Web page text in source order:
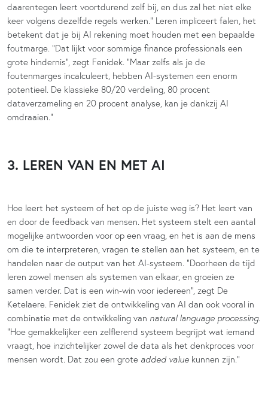
daarentegen leert voortdurend zelf bij, en dus zal het niet elke
keer volgens dezelfde regels werken.” Leren impliceert falen, het
betekent dat je bij AI rekening moet houden met een bepaalde
foutmarge. “Dat lijkt voor sommige finance professionals een
grote hindernis”, zegt Fenidek. “Maar zelfs als je de
foutenmarges incalculeert, hebben AI-systemen een enorm
potentieel. De klassieke 80/20 verdeling, 80 procent
dataverzameling en 20 procent analyse, kan je dankzij AI
omdraaien.”
3. LEREN VAN EN MET AI
Hoe leert het systeem of het op de juiste weg is? Het leert van
en door de feedback van mensen. Het systeem stelt een aantal
mogelijke antwoorden voor op een vraag, en het is aan de mens
om die te interpreteren, vragen te stellen aan het systeem, en te
handelen naar de output van het AI-systeem. “Doorheen de tijd
leren zowel mensen als systemen van elkaar, en groeien ze
samen verder. Dat is een win-win voor iedereen”, zegt De
Ketelaere. Fenidek ziet de ontwikkeling van AI dan ook vooral in
combinatie met de ontwikkeling van natural language processing.
“Hoe gemakkelijker een zelflerend systeem begrijpt wat iemand
vraagt, hoe inzichtelijker zowel de data als het denkproces voor
mensen wordt. Dat zou een grote added value kunnen zijn.”